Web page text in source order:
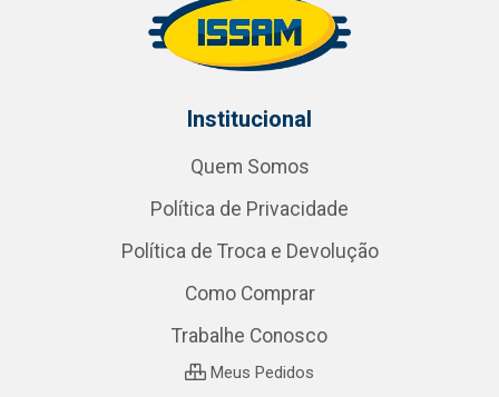
Institucional
Quem Somos
Política de Privacidade
Política de Troca e Devolução
Como Comprar
Trabalhe Conosco
Meus Pedidos